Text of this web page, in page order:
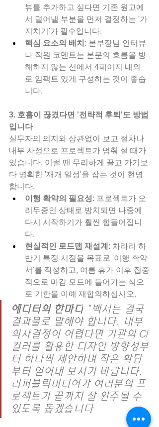
뷰를 추가하고 싶다면 기존 원고에
서 덜어낼 부분을 먼저 결정하는 '가
지치기'가 필수입니다.
핵심 요소의 배치 : 본부장님 인터뷰
나 직원 코멘트는 본문의 흐름을 방
해하지 않는 선에서 4페이지 내외
로 임팩트 있게 구성하는 것이 좋습
니다.
3. 호흡이 끊겼다면 '전략적 후퇴'도 방법
입니다
실무자의 의지와 상관없이 보고 절차나
내부 사정으로 프로젝트가 멈춰 설 때가
있습니다. 이럴 땐 무리하게 끌고 가기보
다 명확한 '재개 일정'을 잡는 것이 현명
합니다.
이행 확약의 필요성: 프로젝트가 오
리무중인 상태로 방치되면 나중에
다시 시작하기가 훨씬 힘들어집니
다.
현실적인 로드맵 재설계 : 차라리 하
반기 특정 시점을 목표로 '이행 확약
서'를 작성하고, 여름 휴가 이후 집중
적으로 마감 모드에 들어가는 식으
로 기한을 아예 재합의하십시오.
에디터의 한마디 "백서는 결국
결과물로 말해야 합니다. 내부
의사결정이 어렵다면 기관의 CI
컬러를 활용한 디자인 방향성부
터 하나씩 제안하며 작은 확답
부터 얻어내 보시기 바랍니다.
리퍼블릭미디어가 여러분의 프
로젝트가 끝까지 잘 완주될 수
있도록 돕겠습니다